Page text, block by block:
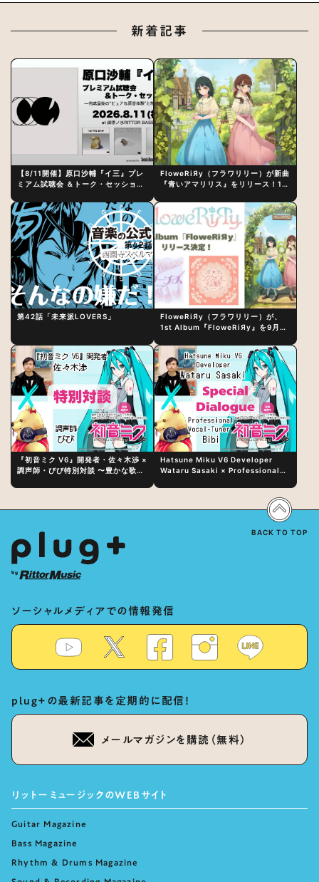
新着記事
【8/11開催】原口沙輔『イ三』プレ
ミアム試聴会 ＆トーク・セッション
制作秘話
FloweRiЯy（フラワリリー）が新曲
『青いアマリリス』をリリース！1st
第42話「未来派LOVERS」
FloweRiЯy（フラワリリー）が、
1st Album『FloweRiЯy』を9月23
『初音ミク V6』開発者・佐々木渉 ×
調声師・びび特別対談 〜豊かな歌声
Hatsune Miku V6 Developer
Wataru Sasaki × Professional
Vocal Expression Lies in “Love
for the singing characters” and
ソーシャルメディアでの情報発信
plug+の最新記事を定期的に配信！
メールマガジンを購読（無料）
リットーミュージックのWEBサイト
Guitar Magazine
Bass Magazine
Rhythm & Drums Magazine
BACK TO TOP